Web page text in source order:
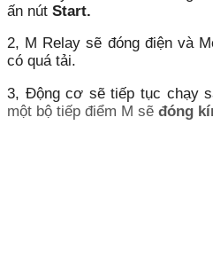
ấn nút Start.
2, M Relay sẽ đóng điện và
có quá tải.
3, Động cơ sẽ tiếp tục chạy
một bộ tiếp điểm M sẽ đóng